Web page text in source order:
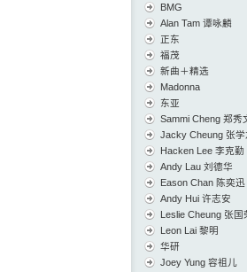
BMG
Alan Tam 谭咏麟
正东
福茂
新曲＋精选
Madonna
东亚
Sammi Cheng 郑秀
Jacky Cheung 张学
Hacken Lee 李克勤
Andy Lau 刘德华
Eason Chan 陈奕迅
Andy Hui 许志安
Leslie Cheung 张国
Leon Lai 黎明
华研
Joey Yung 容祖儿